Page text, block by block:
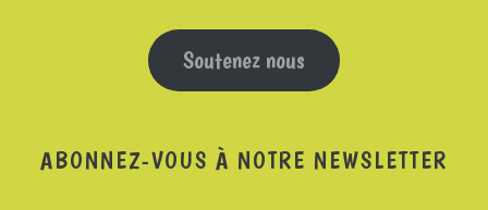
Soutenez nous
ABONNEZ-VOUS À NOTRE NEWSLETTER